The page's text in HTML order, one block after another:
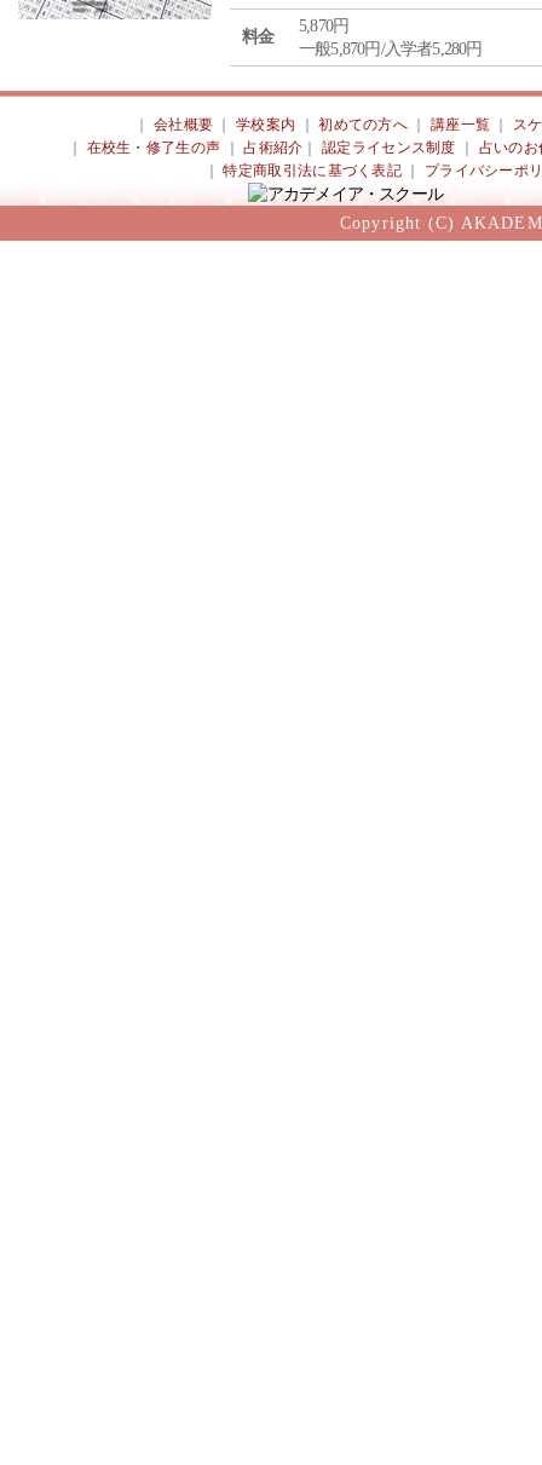
料金
5,870円
一般5,870円/入学者5,280円
会社概要 ｜学校案内 ｜初めての方へ 講座一覧
ス
在校生・修了生の声 ｜占術紹介 ｜認定ライセンス制度
占いのお
｜特定商取引法に基づく表記 プライバシーポ
Copyright (C)